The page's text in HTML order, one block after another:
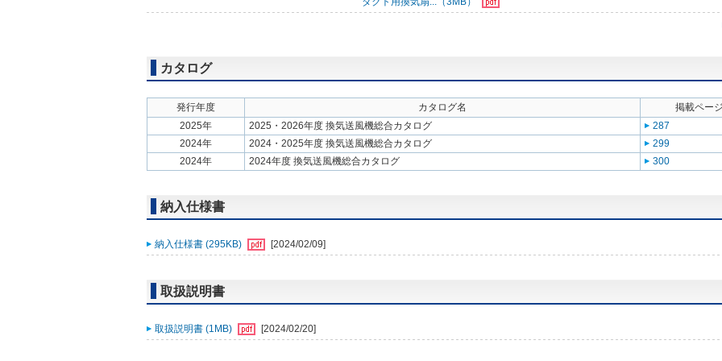
カタログ
発行年度 カタログ名
掲載ページ
2025年
2025・2026年度 換気送風機総合カタログ
287
2024年
2024・2025年度 換気送風機総合カタログ
299
2024年
2024年度 換気送風機総合カタログ 300
納入仕様書
納入仕様書 (295KB) [2024/02/09]
取扱説明書
取扱説明書 (1MB) [2024/02/20]